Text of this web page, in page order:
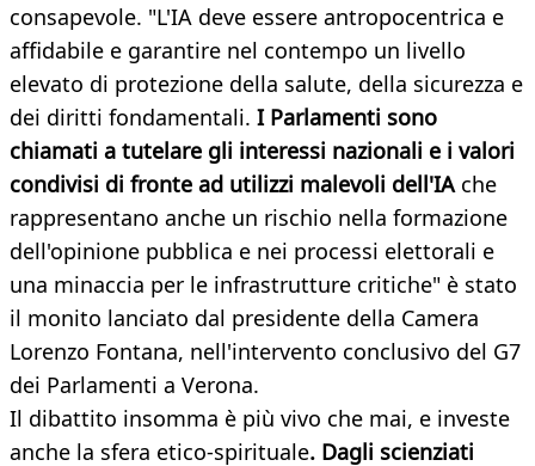
consapevole. "L'IA deve essere antropocentrica e
affidabile e garantire nel contempo un livello
elevato di protezione della salute, della sicurezza e
dei diritti fondamentali. I Parlamenti sono
chiamati a tutelare gli interessi nazionali e i valori
condivisi di fronte ad utilizzi malevoli dell'IAche
rappresentano anche un rischio nella formazione
dell'opinione pubblica e nei processi elettorali e
una minaccia per le infrastrutture critiche" è stato
il monito lanciato dal presidente della Camera
Lorenzo Fontana, nell'intervento conclusivo del G7
dei Parlamenti a Verona.
Il dibattito insomma è più vivo che mai, e investe
anche la sfera etico-spirituale. Dagli scienziati